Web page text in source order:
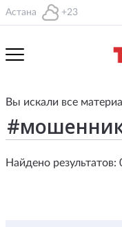
Астана +23
Вы искали все
Найдено результатов: